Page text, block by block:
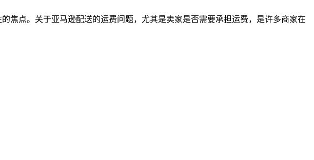
焦点。关于亚马逊配送的运费问题，尤其是卖家是否需要承担运费，是许多商家在